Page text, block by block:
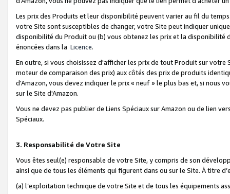
Les prix des Produits et leur disponibilité peuvent varier au fil du
votre Site sont susceptibles de changer, votre Site peut indiquer
disponibilité du Produit ou (b) vous obtenez les prix et la disponibilité
énoncées dans la Licence.
En outre, si vous choisissez d'afficher les prix de tout Produit sur
moteur de comparaison des prix) aux côtés des prix de produits
d'Amazon, vous devez indiquer le prix « neuf » le plus bas et, si nous
sur le Site d'Amazon.
Vous ne devez pas publier de Liens Spéciaux sur Amazon ou de lien
Spéciaux.
3. Responsabilité de Votre Site
Vous êtes seul(e) responsable de votre Site, y compris de son
ainsi que de tous les éléments qui figurent dans ou sur le Site. À titre
(a) l’exploitation technique de votre Site et de tous les équipements